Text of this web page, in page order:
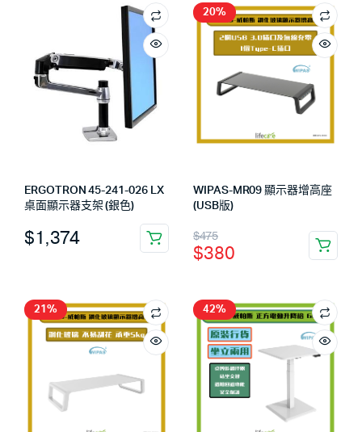
ERGOTRON 45-241-026 LX
桌面顯示器支架 (銀色)
$1,374
20%
WIPAS-MR09 顯示器增高座
(USB版)
$475
$380
21% 42%